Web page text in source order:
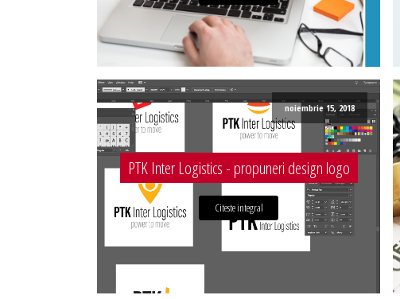
noiembrie 15, 2018
PTK Inter Logistics - propuneri design logo
Citeste integral